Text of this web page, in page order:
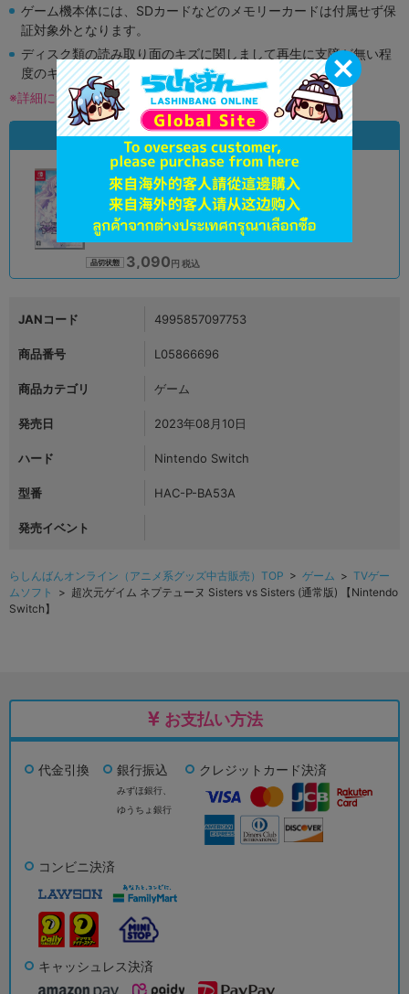
ゲーム機本体には、SDカードなどのメモリーカードは付属せず保
証対象外となります。
ディスク類の読み取り面のキズに関しまして再生に支障が無い程
度のキズがある場合がございます。
※詳細につきましてはコチラ
状態違いの同一商品
状態 :A
オンライン
品切状態 3,090円 税込
JANコード 4995857097753
商品番号 L05866696
商品カテゴリ ゲーム
発売日 2023年08月10日
ハード Nintendo Switch
型番 HAC-P-BA53A
発売イベント
らしんばんオンライン（アニメ系グッズ中古販売）TOP > ゲーム > TVゲー
ムソフト
> 超次元ゲイム ネプテューヌ Sisters vs Sisters (通常版) 【Nintendo
Switch】
お支払い方法
代金引換 銀行振込
みずほ銀行、
ゆうちょ銀行
クレジットカード決済
コンビニ決済
キャッシュレス決済